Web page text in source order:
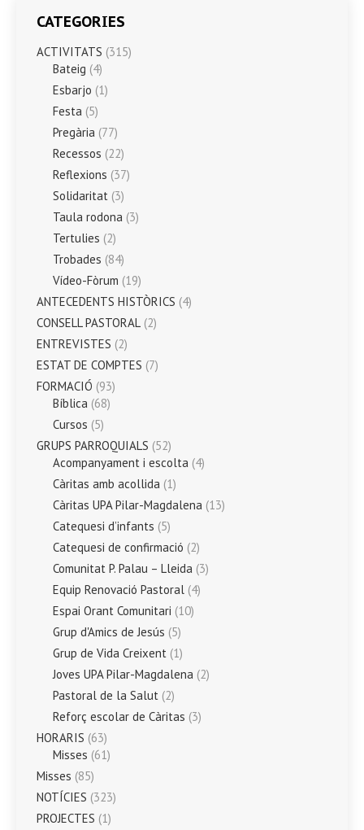
CATEGORIES
ACTIVITATS (315)
Bateig (4)
Esbarjo (1)
Festa (5)
Pregària (77)
Recessos (22)
Reflexions (37)
Solidaritat (3)
Taula rodona (3)
Tertulies (2)
Trobades (84)
Vídeo-Fòrum (19)
ANTECEDENTS HISTÒRICS (4)
CONSELL PASTORAL (2)
ENTREVISTES (2)
ESTAT DE COMPTES (7)
FORMACIÓ (93)
Bíblica (68)
Cursos (5)
GRUPS PARROQUIALS (52)
Acompanyament i escolta (4)
Càritas amb acollida (1)
Càritas UPA Pilar-Magdalena (13)
Catequesi d’infants (5)
Catequesi de confirmació (2)
Comunitat P. Palau – Lleida (3)
Equip Renovació Pastoral (4)
Espai Orant Comunitari (10)
Grup d'Amics de Jesús (5)
Grup de Vida Creixent (1)
Joves UPA Pilar-Magdalena (2)
Pastoral de la Salut (2)
Reforç escolar de Càritas (3)
HORARIS (63)
Misses (61)
Misses (85)
NOTÍCIES (323)
PROJECTES (1)